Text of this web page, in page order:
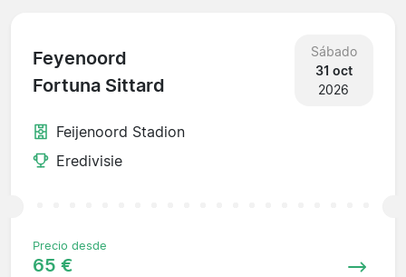
Feyenoord
Fortuna Sittard
Sábado
31 oct
2026
Feijenoord Stadion
Eredivisie
Precio desde
65 €